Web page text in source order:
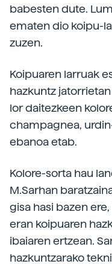
babesten dute.
ematen dio koipu-
zuzen.
Koipuaren larruak
hazkuntz
lor daitezkeen
champagnea,
ebanoa etab.
Kolore-sorta hau
M.Sarhan
gisa hasi bazen
eran koipuaren
ibaiaren ertzean.
hazkuntzarako